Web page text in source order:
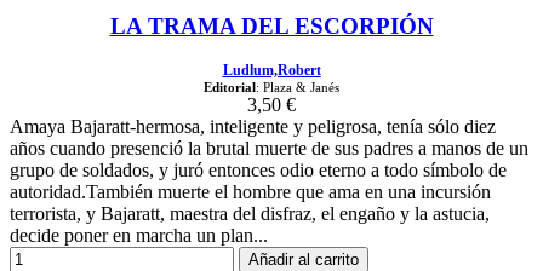
LA TRAMA DEL ESCORPIÓN
Ludlum,Robert
Editorial : Plaza & Janés
3,50 €
Amaya Bajaratt-hermosa, inteligente y peligrosa, tenía sólo diez
años cuando presenció la brutal muerte de sus padres a manos de un
grupo de soldados, y juró entonces odio eterno a todo símbolo de
autoridad.También muerte el hombre que ama en una incursión
terrorista, y Bajaratt, maestra del disfraz, el engaño y la astucia,
decide poner en marcha un plan...
Añadir al carrito